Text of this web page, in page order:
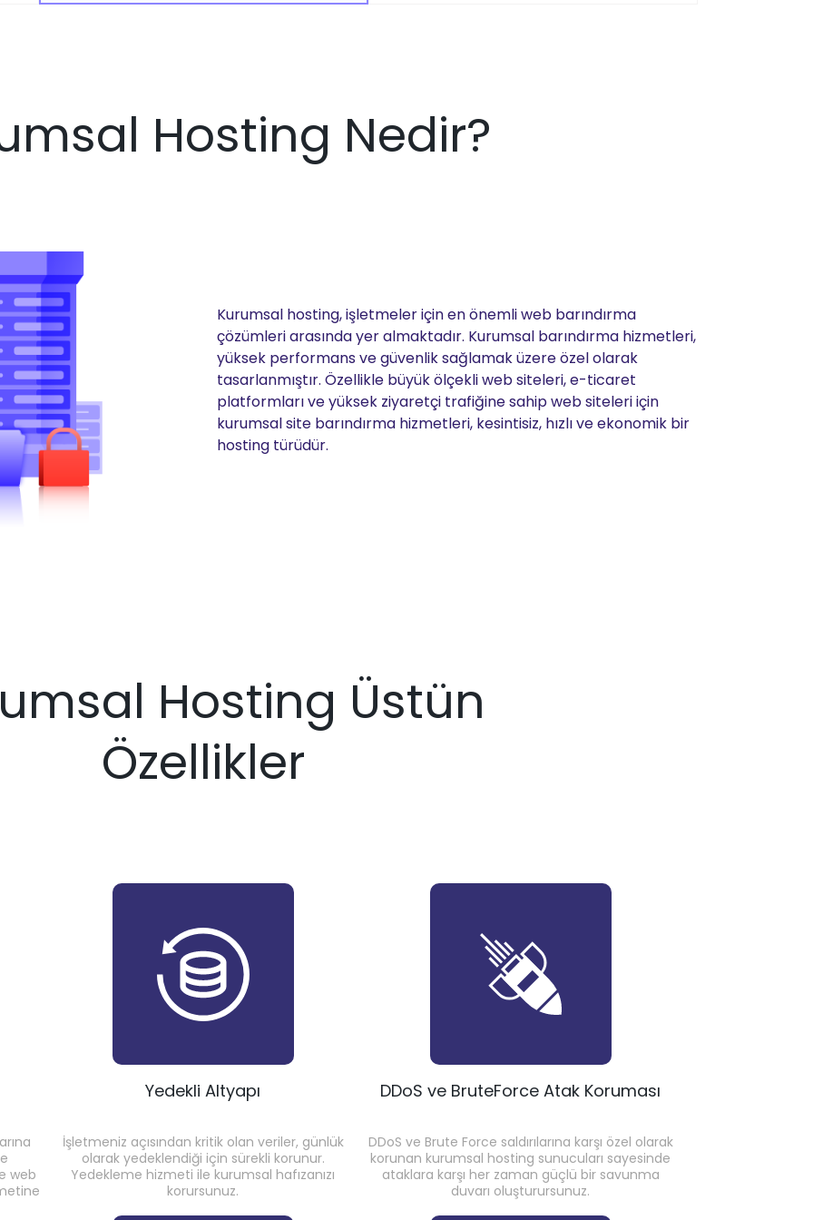
Hosting Nedir?
Kurumsal hosting, işletmeler için en önemli web barındırma
çözümleri arasında yer almaktadır. Kurumsal barındırma hizmetleri,
yüksek performans ve güvenlik sağlamak üzere özel olarak
tasarlanmıştır. Özellikle büyük ölçekli web siteleri, e-ticaret
platformları ve yüksek ziyaretçi trafiğine sahip web siteleri için
kurumsal site barındırma hizmetleri, kesintisiz, hızlı ve ekonomik bir
hosting türüdür.
Hosting Üstün
Özellikler
web
Yedekli Altyapı
İşletmeniz açısından kritik olan veriler, günlük
olarak yedeklendiği için sürekli korunur.
Yedekleme hizmeti ile kurumsal hafızanızı
korursunuz.
DDoS ve BruteForce Atak Koruması
DDoS ve Brute Force saldırılarına karşı özel olarak
korunan kurumsal hosting sunucuları sayesinde
ataklara karşı her zaman güçlü bir savunma
duvarı oluşturursunuz.